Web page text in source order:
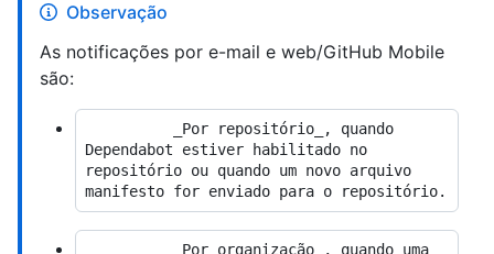
Observação
As notificações por e-mail e web/GitHub Mobile
são:
Dependabot estiver habilitado no
repositório ou quando um novo arquivo